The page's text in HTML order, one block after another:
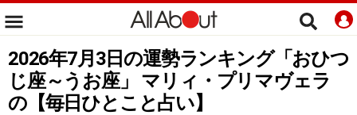
2026年7月3日の運勢ランキング「おひつ
じ座～うお座」 マリィ・プリマヴェラ
の【毎日ひとこと占い】